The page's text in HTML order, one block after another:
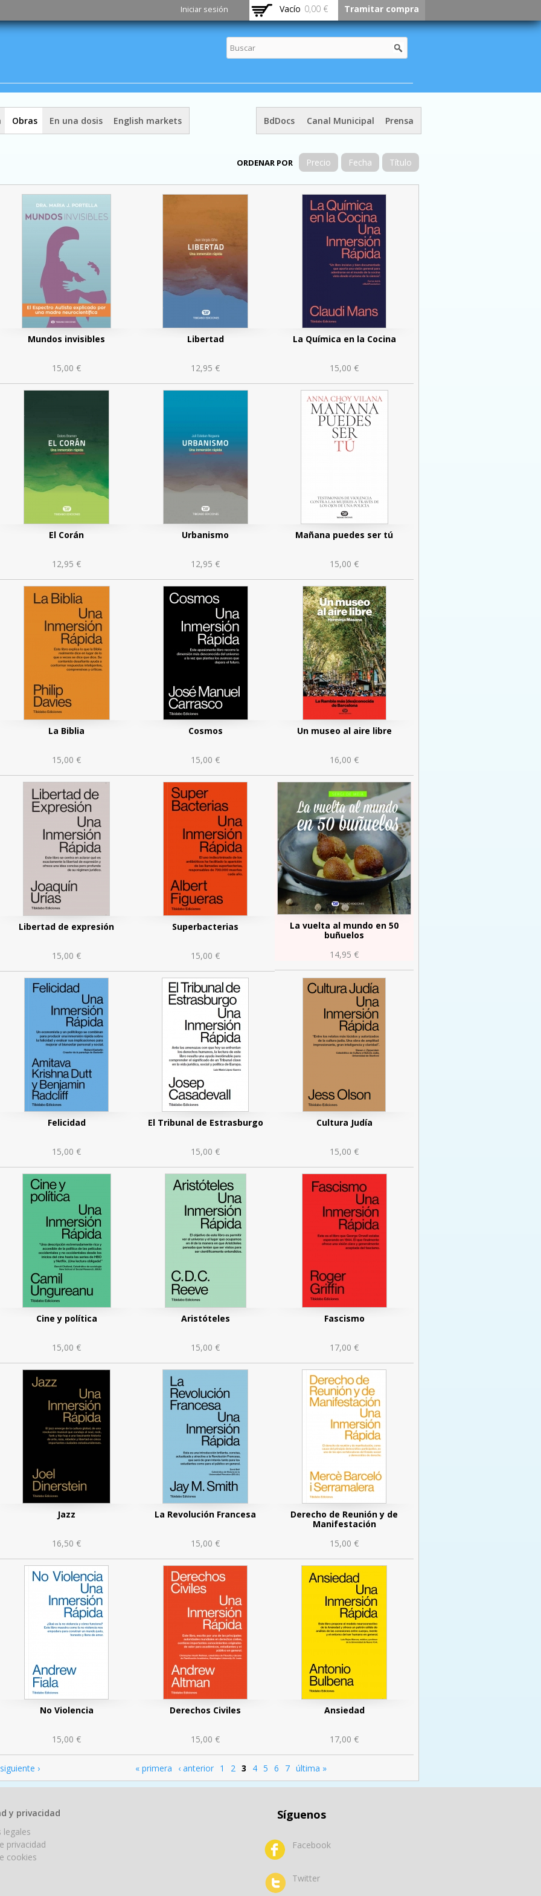
contenido
principal
Iniciar sesión Vacío 0,00 € Tramitar compra
Obras En una dosis English markets BdDocs Canal Municipal Prensa
ORDENAR POR Precio Fecha Título
Mundos invisibles
15,00 €
Libertad
12,95 €
La Química en la Cocina
15,00 €
El Corán
12,95 €
Urbanismo
12,95 €
Mañana puedes ser tú
15,00 €
La Biblia
15,00 €
Cosmos
15,00 €
Un museo al aire libre
16,00 €
Libertad de expresión
15,00 €
Superbacterias
15,00 €
La vuelta al mundo en 50
buñuelos
14,95 €
Felicidad
15,00 €
El Tribunal de Estrasburgo
15,00 €
Cultura Judía
15,00 €
Cine y política
15,00 €
Aristóteles
15,00 €
Fascismo
17,00 €
Jazz
16,50 €
La Revolución Francesa
15,00 €
Derecho de Reunión y de
Manifestación
15,00 €
No Violencia
15,00 €
Derechos Civiles
15,00 €
Ansiedad
17,00 €
Páginas « primera ‹ anterior 1 2 3 4 5 6 7
siguiente › última »
y privacidad
legales
privacidad
cookies
Síguenos
Facebook
Twitter